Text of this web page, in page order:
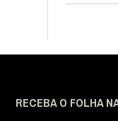
RECEBA O FOLHA